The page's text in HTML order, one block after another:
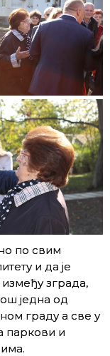
по свим
и да је
зграда,
једна од
граду а све у
паркови и